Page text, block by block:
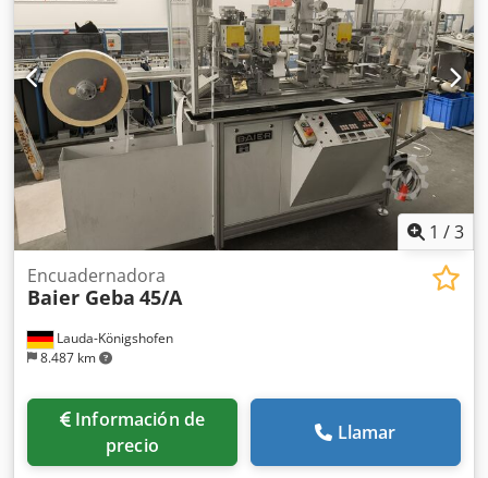
1 /3
Lauda-Königshofen
8.487 km
Encuadernadora
Baier Geba 45/A
Información de
precio
Llamar